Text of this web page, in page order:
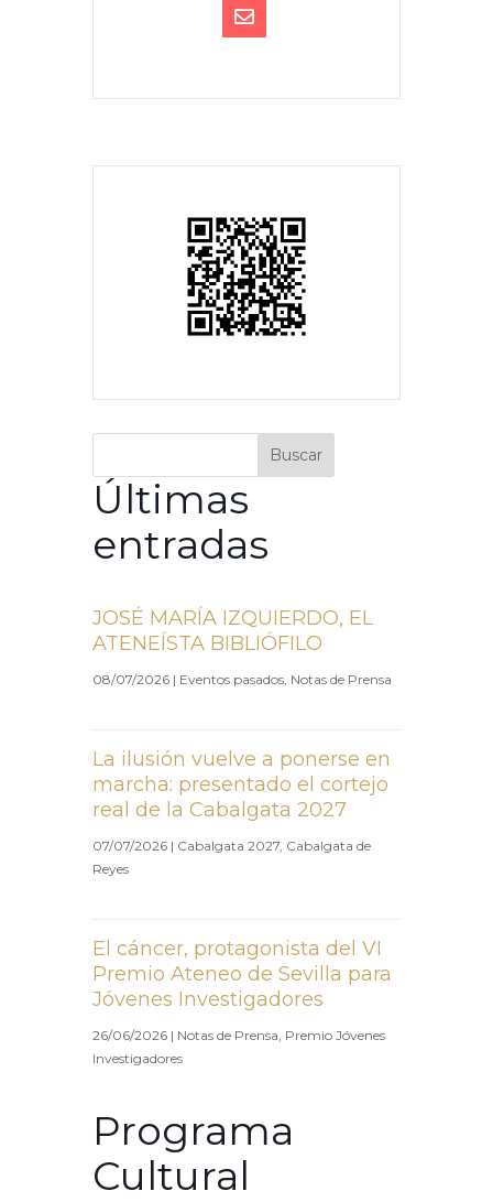
Buscar
Últimas
entradas
JOSÉ MARÍA IZQUIERDO, EL
ATENEÍSTA BIBLIÓFILO
08/07/2026 | Eventos pasados, Notas de Prensa
La ilusión vuelve a ponerse en
marcha: presentado el cortejo
real de la Cabalgata 2027
07/07/2026 | Cabalgata 2027, Cabalgata de
Reyes
El cáncer, protagonista del VI
Premio Ateneo de Sevilla para
Jóvenes Investigadores
26/06/2026 | Notas de Prensa, Premio Jóvenes
Investigadores
Programa
Cultural